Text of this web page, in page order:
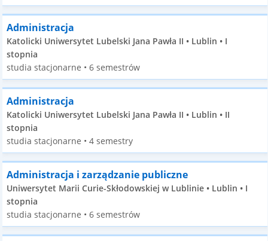
Administracja
Katolicki Uniwersytet Lubelski Jana Pawła II • Lublin • I
stopnia
studia stacjonarne • 6 semestrów
Administracja
Katolicki Uniwersytet Lubelski Jana Pawła II • Lublin • II
stopnia
studia stacjonarne • 4 semestry
Administracja i zarządzanie publiczne
Uniwersytet Marii Curie-Skłodowskiej w Lublinie • Lublin • I
stopnia
studia stacjonarne • 6 semestrów